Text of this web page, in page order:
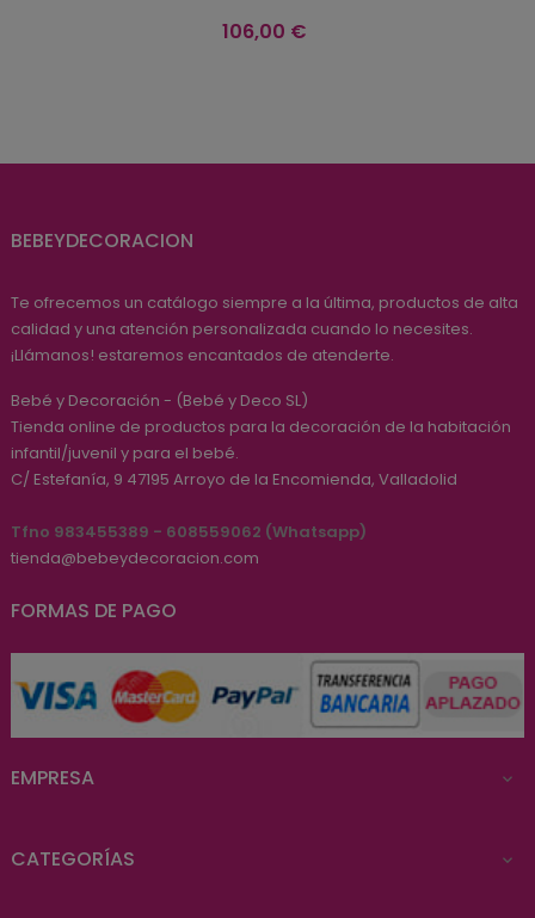
Precio
106,00 €
BEBEYDECORACION
Te ofrecemos un catálogo siempre a la última, productos de alta
calidad y una atención personalizada cuando lo necesites.
¡Llámanos! estaremos encantados de atenderte.
Bebé y Decoración - (Bebé y Deco SL)
Tienda online de productos para la decoración de la habitación
infantil/juvenil y para el bebé.
C/ Estefanía, 9 47195 Arroyo de la Encomienda, Valladolid
Tfno 983455389 - 608559062 (Whatsapp)
tienda@bebeydecoracion.com
FORMAS DE PAGO
EMPRESA 
CATEGORÍAS 